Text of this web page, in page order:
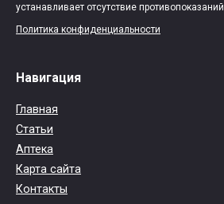
устанавливает отсутствие противопоказаний.
Политика конфиденциальности
Навигация
Главная
Статьи
Аптека
Карта сайта
Контакты